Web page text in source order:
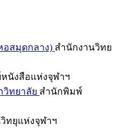
อสมุดกลาง) สำนักงานวิทย
นังสือแห่งจุฬาฯ
ทยาลัย สำนักพิมพ์
ทยุแห่งจุฬาฯ